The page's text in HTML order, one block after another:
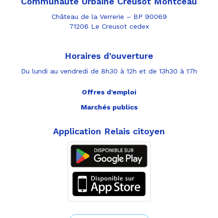
Château de la Verrerie – BP 90069
71206 Le Creusot cedex
Horaires d’ouverture
Du lundi au vendredi de 8h30 à 12h et de 13h30 à 17h
Offres d’emploi
Marchés publics
Application Relais citoyen